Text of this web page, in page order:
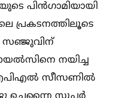
പിൻഗാമിയായി
പ്രകടനത്തിലൂടെ
സഞ്ജുവിന്
നയിച്ച
സീസണില്‍